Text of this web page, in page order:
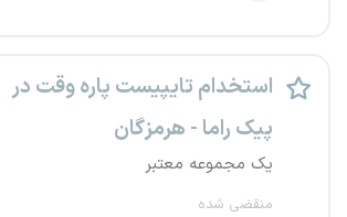
استخدام تایپیست پاره وقت در
پیک راما - هرمزگان
یک مجموعه معتبر
منقضی شده